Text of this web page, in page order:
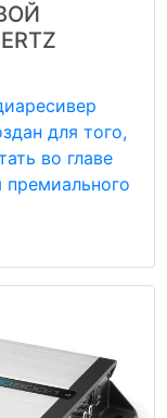
для того,
во главе